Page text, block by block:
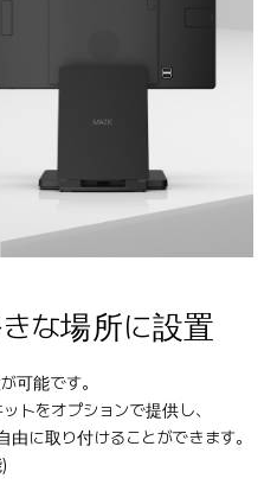
な場所に設置
可能です。
トをオプションで提供し、
に取り付けることができます。